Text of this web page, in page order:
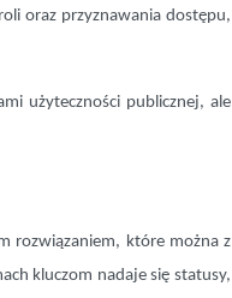
oraz przyznawania dostępu,
użyteczności publicznej, ale
rozwiązaniem, które można z
kluczom nadaje się statusy,